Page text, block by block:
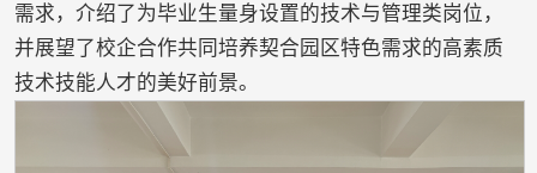
需求，介绍了为毕业生量身设置的技术与管理类岗位，
并展望了校企合作共同培养契合园区特色需求的高素质
技术技能人才的美好前景。